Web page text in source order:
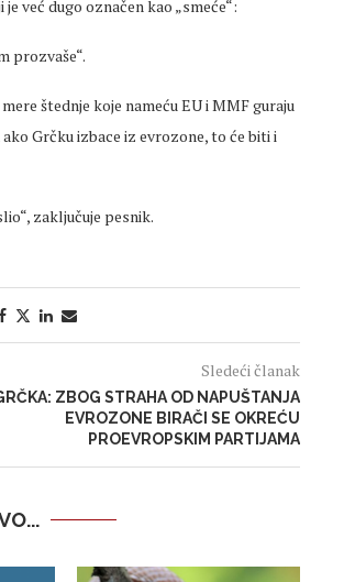
već dugo označen kao „smeće“:
prozvaše“.
štednje koje nameću EU i MMF guraju
Grčku izbace iz evrozone, to će biti i
zaključuje pesnik.
Sledeći članak
ZBOG STRAHA OD NAPUŠTANJA
EVROZONE BIRAČI SE OKREĆU
PROEVROPSKIM PARTIJAMA